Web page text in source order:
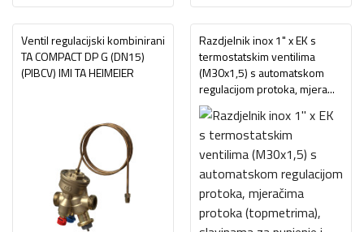
Ventil regulacijski kombinirani
TA COMPACT DP G (DN15)
(PIBCV) IMI TA HEIMEIER
Razdjelnik inox 1" x EK s
termostatskim ventilima
(M30x1,5) s automatskom
regulacijom protoka, mjera...